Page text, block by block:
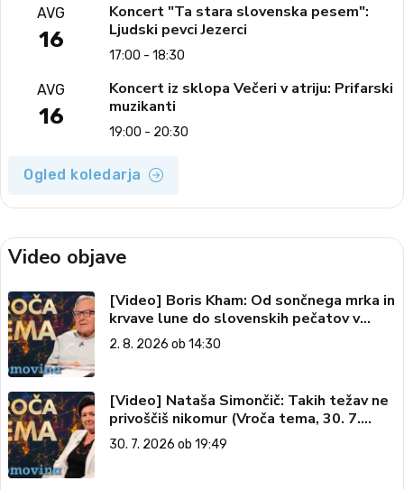
AVG
16
Koncert "Ta stara slovenska pesem":
Ljudski pevci Jezerci
17:00 - 18:30
AVG
16
Koncert iz sklopa Večeri v atriju: Prifarski
muzikanti
19:00 - 20:30
Ogled koledarja
Video objave
[Video] Boris Kham: Od sončnega mrka in
krvave lune do slovenskih pečatov v
vesolju (Vroča tema, 2. 8. 2026)
2. 8. 2026 ob 14:30
[Video] Nataša Simončič: Takih težav ne
privoščiš nikomur (Vroča tema, 30. 7.
2026)
30. 7. 2026 ob 19:49